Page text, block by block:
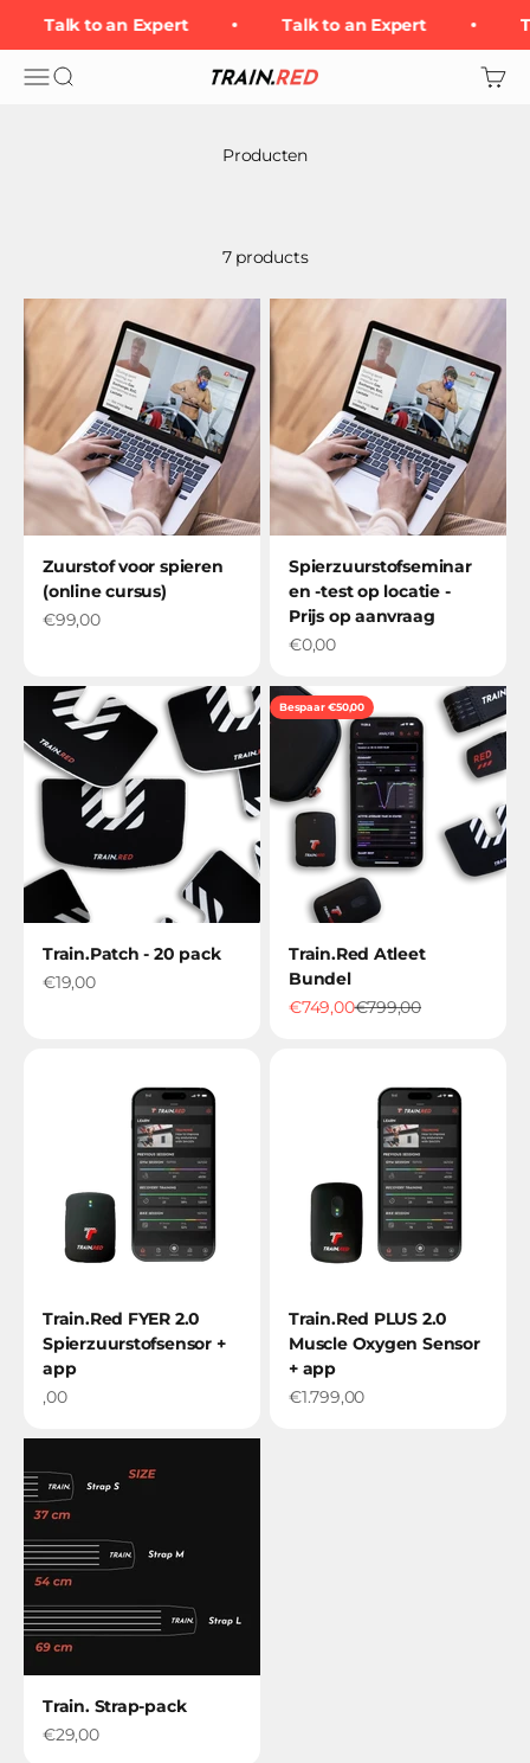
Talk to an Expert Talk to an Expert
Navigatiemenu openen
Open zoeken Train.Red Open
7 products
Zuurstof voor spieren
(online cursus)
Verkoopprijs
€99,00
Spierzuurstofseminar
en -test op locatie -
Prijs op aanvraag
Verkoopprijs
€0,00
Train.Patch - 20 pack
Verkoopprijs
€19,00
Bespaar €50,00
Train.Red Atleet
Bundel
Verkoopprijs
€749,00Regular price
€799,00
Train.Red FYER 2.0
Spierzuurstofsensor +
app
Verkoopprijs€699
,00
Train.Red PLUS 2.0
Muscle Oxygen Sensor
+ app
Sale price
€1.799,00
Train. Strap-pack
Verkoopprijs
€29,00